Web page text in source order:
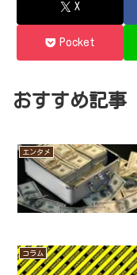
X
Pocket
おすすめ記事
エンタメ
コラム